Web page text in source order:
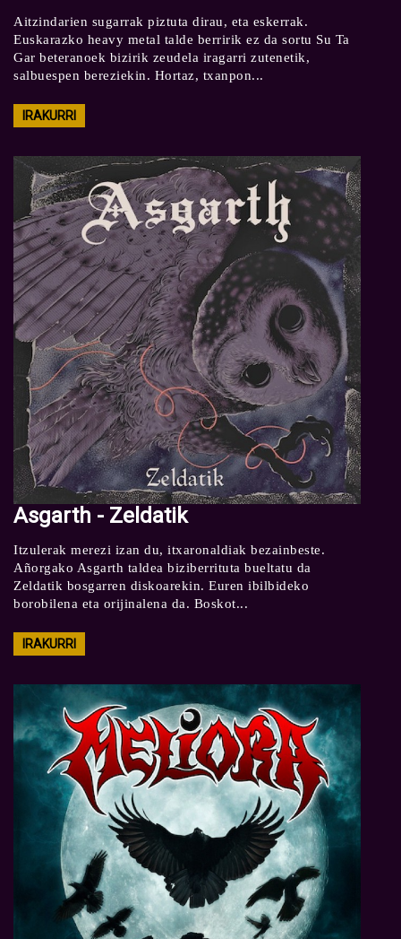
Aitzindarien sugarrak piztuta dirau, eta eskerrak.
Euskarazko heavy metal talde berririk ez da sortu Su Ta
Gar beteranoek bizirik zeudela iragarri zutenetik,
salbuespen bereziekin. Hortaz, txanpon...
IRAKURRI
Asgarth - Zeldatik
Itzulerak merezi izan du, itxaronaldiak bezainbeste.
Añorgako Asgarth taldea biziberrituta bueltatu da
Zeldatik bosgarren diskoarekin. Euren ibilbideko
borobilena eta orijinalena da. Boskot...
IRAKURRI